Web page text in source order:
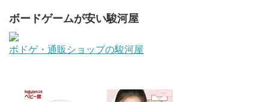
ボードゲームが安い駿河屋
ボドゲ・通販ショップの駿河屋